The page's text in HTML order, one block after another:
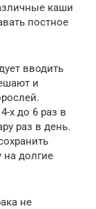
каши
постное
вводить
и
х до 6 раз в
раз в день.
долгие
не